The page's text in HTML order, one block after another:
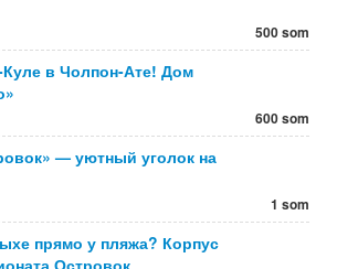
500 som
в Чолпон-Ате! Дом
600 som
— уютный уголок на
1 som
прямо у пляжа? Корпус
Островок